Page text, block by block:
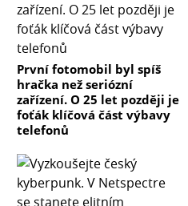
První fotomobil byl spíš
hračka než seriózní
zařízení. O 25 let později je
foťák klíčová část výbavy
telefonů